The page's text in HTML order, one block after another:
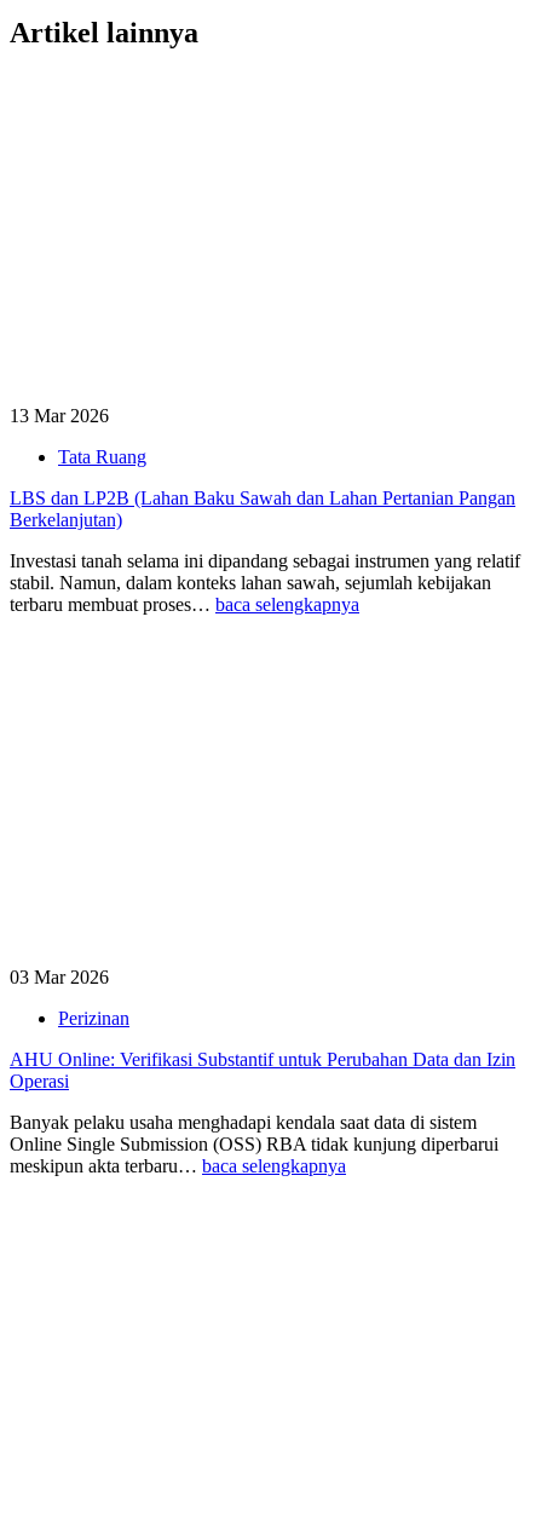
Artikel lainnya
13 Mar 2026
Tata Ruang
LBS dan LP2B (Lahan Baku Sawah dan Lahan Pertanian Pangan
Berkelanjutan)
Investasi tanah selama ini dipandang sebagai instrumen yang relatif
stabil. Namun, dalam konteks lahan sawah, sejumlah kebijakan
terbaru membuat proses… baca selengkapnya
03 Mar 2026
Perizinan
AHU Online: Verifikasi Substantif untuk Perubahan Data dan Izin
Operasi
Banyak pelaku usaha menghadapi kendala saat data di sistem
Online Single Submission (OSS) RBA tidak kunjung diperbarui
meskipun akta terbaru… baca selengkapnya